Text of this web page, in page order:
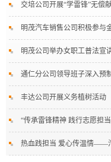
交培公司开展“学雷锋”无偿
明茂汽车销售公司积极参与
明茂公司举办女职工普法宣
通仁分公司领导班子深入预
丰达公司开展义务植树活动
“传承雷锋精神 践行志愿担
热血践担当 爱心传温情——